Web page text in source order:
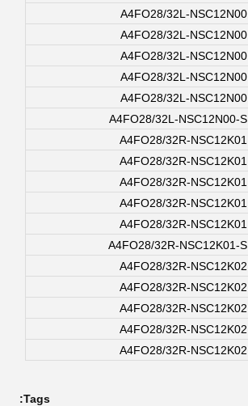
A4FO28/32L-NSC12N00
A4FO28/32L-NSC12N00
A4FO28/32L-NSC12N00
A4FO28/32L-NSC12N00
A4FO28/32L-NSC12N00
A4FO28/32L-NSC12N00-S
A4FO28/32R-NSC12K01
A4FO28/32R-NSC12K01
A4FO28/32R-NSC12K01
A4FO28/32R-NSC12K01
A4FO28/32R-NSC12K01
A4FO28/32R-NSC12K01-S
A4FO28/32R-NSC12K02
A4FO28/32R-NSC12K02
A4FO28/32R-NSC12K02
A4FO28/32R-NSC12K02
A4FO28/32R-NSC12K02
Tags: